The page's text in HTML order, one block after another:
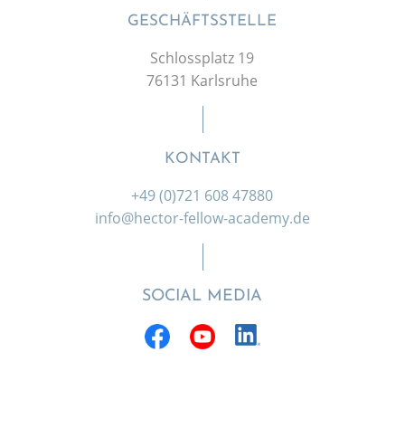
GESCHÄFTSSTELLE
Schlossplatz 19
76131 Karlsruhe
KONTAKT
+49 (0)721 608 47880
info@hector-fellow-academy.de
SOCIAL MEDIA